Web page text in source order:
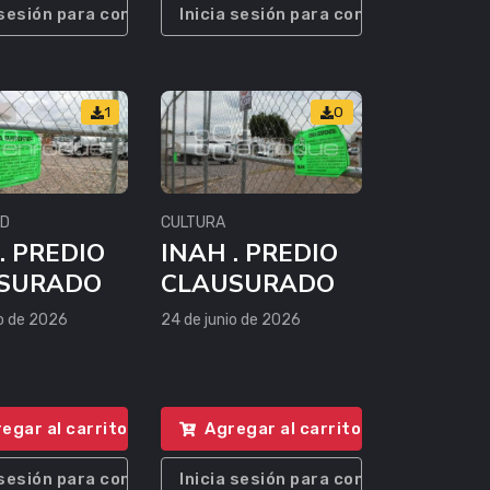
para comprar Inicia sesión para comprar
1
PREDIO
de 2026
al carrito
para comprar
0
CULTURA
INAH . PREDIO
CLAUSURADO
24 de junio de 2026
Agregar al carrito
Inicia sesión para comprar